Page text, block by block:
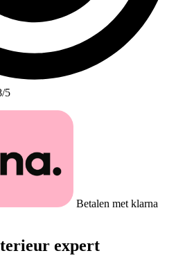
5
Betalen met klarna
expert